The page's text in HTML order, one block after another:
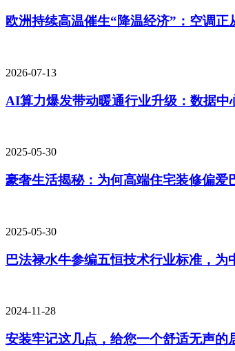
欧洲持续高温催生“降温经济”：空调
2026-07-13
AI算力爆发带动暖通行业升级：数据
2025-05-30
豪奢生活揭秘：为何高端住宅装修偏爱
2025-05-30
巴法禄水牛参编五恒技术行业标准，为
2024-11-28
安装牢记这几点，给您一个舒适无声的